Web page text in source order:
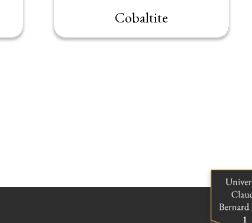
Cobaltite